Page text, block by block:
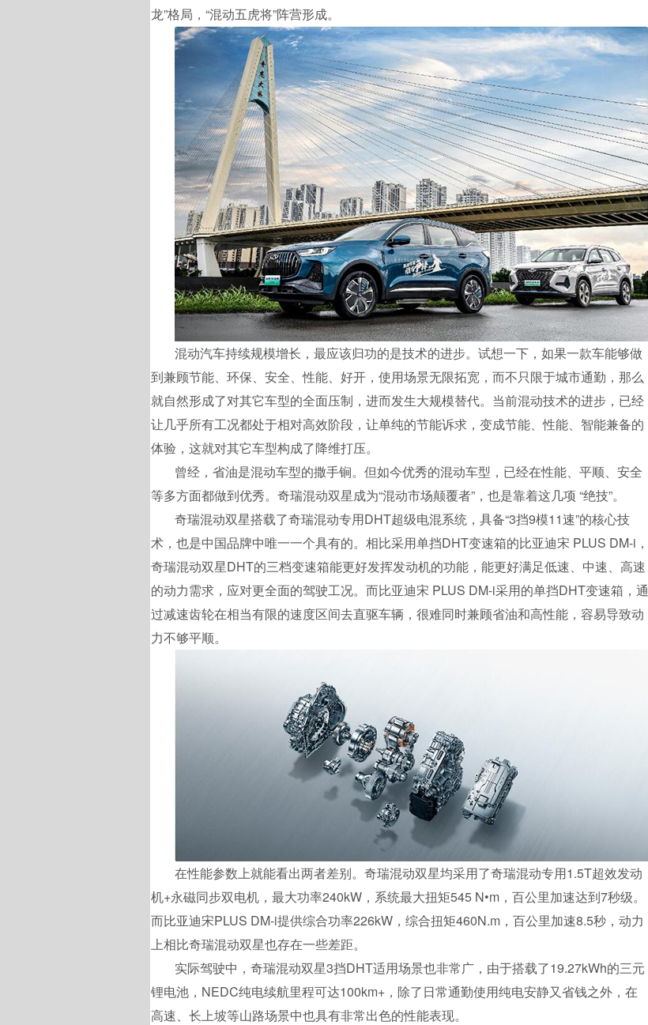
龙”格局，“混动五虎将”阵营形成。
混动汽车持续规模增长，最应该归功的是技术的进步。试想一下，如果一款车能够做
到兼顾节能、环保、安全、性能、好开，使用场景无限拓宽，而不只限于城市通勤，那么
就自然形成了对其它车型的全面压制，进而发生大规模替代。当前混动技术的进步，已经
让几乎所有工况都处于相对高效阶段，让单纯的节能诉求，变成节能、性能、智能兼备的
体验，这就对其它车型构成了降维打压。
曾经，省油是混动车型的撒手锏。但如今优秀的混动车型，已经在性能、平顺、安全
等多方面都做到优秀。奇瑞混动双星成为“混动市场颠覆者”，也是靠着这几项 “绝技”。
奇瑞混动双星搭载了奇瑞混动专用DHT超级电混系统，具备“3挡9模11速”的核心技
术，也是中国品牌中唯一一个具有的。相比采用单挡DHT变速箱的比亚迪宋 PLUS DM-i，
奇瑞混动双星DHT的三档变速箱能更好发挥发动机的功能，能更好满足低速、中速、高速
的动力需求，应对更全面的驾驶工况。而比亚迪宋 PLUS DM-i采用的单挡DHT变速箱，通
过减速齿轮在相当有限的速度区间去直驱车辆，很难同时兼顾省油和高性能，容易导致动
力不够平顺。
在性能参数上就能看出两者差别。奇瑞混动双星均采用了奇瑞混动专用1.5T超效发动
机+永磁同步双电机，最大功率240kW，系统最大扭矩545 N•m，百公里加速达到7秒级。
而比亚迪宋PLUS DM-i提供综合功率226kW，综合扭矩460N.m，百公里加速8.5秒，动力
上相比奇瑞混动双星也存在一些差距。
实际驾驶中，奇瑞混动双星3挡DHT适用场景也非常广，由于搭载了19.27kWh的三元
锂电池，NEDC纯电续航里程可达100km+，除了日常通勤使用纯电安静又省钱之外，在
高速、长上坡等山路场景中也具有非常出色的性能表现。